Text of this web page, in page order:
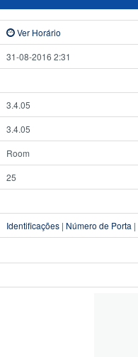
Ver Horário
31-08-2016 2:31
3.4.05
3.4.05
Room
25
Identificações | Número de Porta |